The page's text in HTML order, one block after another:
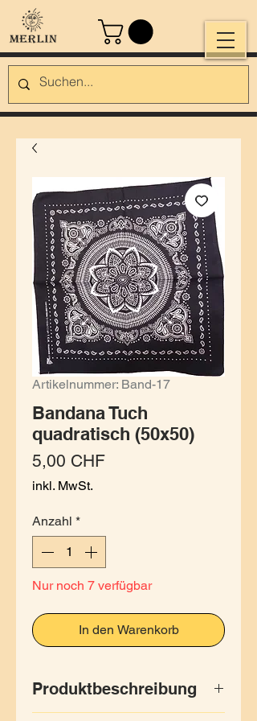
Artikelnummer: Band-17
Bandana Tuch
quadratisch (50x50)
5,00 CHFPreis
inkl. MwSt.
Anzahl *
Nur noch 7 verfügbar
In den Warenkorb
Produktbeschreibung